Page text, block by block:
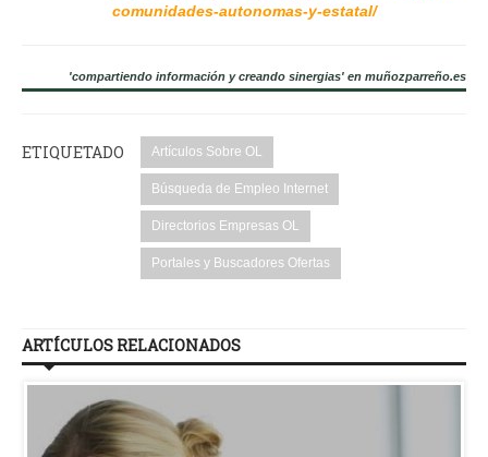
comunidades-autonomas-y-estatal/
'compartiendo información y creando sinergias' en muñozparreño.es
ETIQUETADO Artículos Sobre OL
Búsqueda de Empleo Internet
Directorios Empresas OL
Portales y Buscadores Ofertas
ARTÍCULOS RELACIONADOS